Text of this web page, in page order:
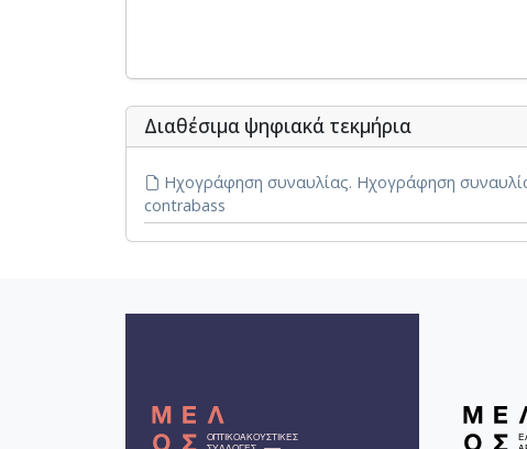
Διαθέσιμα ψηφιακά τεκμήρια
Ηχογράφηση συναυλίας. Ηχογράφηση
contrabass